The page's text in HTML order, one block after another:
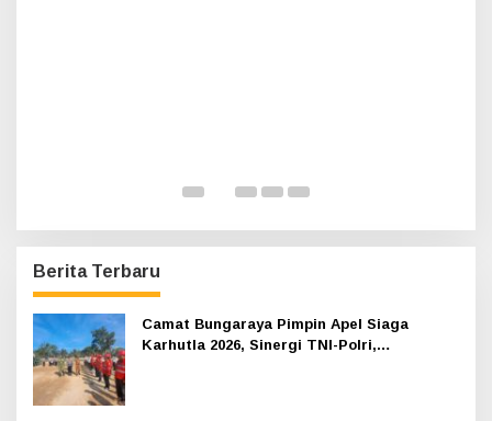
Berita Terbaru
Camat Bungaraya Pimpin Apel Siaga
Karhutla 2026, Sinergi TNI-Polri,